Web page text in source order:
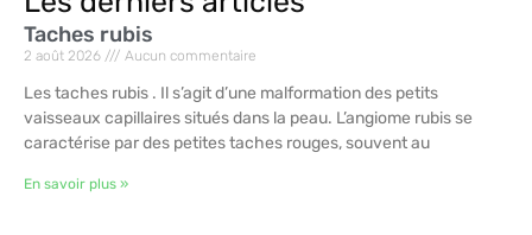
Taches rubis
2 août 2026 Aucun commentaire
Les taches rubis . Il s’agit d’une malformation des petits
vaisseaux capillaires situés dans la peau. L’angiome rubis se
caractérise par des petites taches rouges, souvent au
En savoir plus »